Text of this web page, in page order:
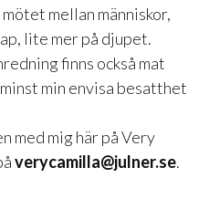
mellan människor,
lite mer på djupet.
finns också mat
min envisa besatthet
med mig här på Very
verycamilla@julner.se.